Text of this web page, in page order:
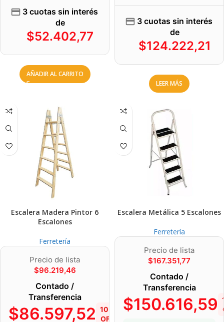
3 cuotas sin interés
de
$52.402,77
AÑADIR AL CARRITO
3 cuotas sin interés
de
$124.222,21
LEER MÁS
Escalera Madera Pintor 6
Escalones
Ferretería
Precio de lista
$96.219,46
Contado /
Transferencia
$86.597,52 10%
OFF
Escalera Metálica 5 Escalones
Ferretería
Precio de lista
$167.351,77
Contado /
Transferencia
$150.616,59